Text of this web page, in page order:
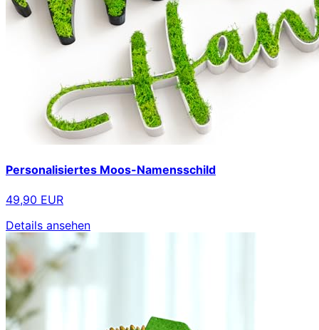
Personalisiertes Moos-Namensschild
49,90 EUR
Details ansehen